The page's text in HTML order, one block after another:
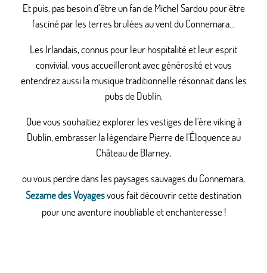
Et puis, pas besoin d’être un fan de Michel Sardou pour être
fasciné par les terres brulées au vent du Connemara…
Les Irlandais, connus pour leur hospitalité et leur esprit
convivial, vous accueilleront avec générosité et vous
entendrez aussi la musique traditionnelle résonnait dans les
pubs de Dublin.
Que vous souhaitiez explorer les vestiges de l'ère viking à
Dublin, embrasser la légendaire Pierre de l'Éloquence au
Château de Blarney,
ou vous perdre dans les paysages sauvages du Connemara,
Sezame des Voyagesvous fait découvrir cette destination
pour une aventure inoubliable et enchanteresse !